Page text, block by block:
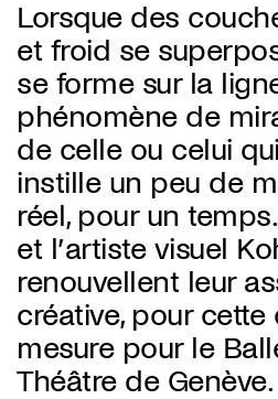
Lorsque des
et froid se
se forme sur la
phénomène de
de celle ou celui
instille un peu de
réel, pour un
et l’artiste visuel
renouvellent leur
créative, pour
mesure pour le
Théâtre de Genève.